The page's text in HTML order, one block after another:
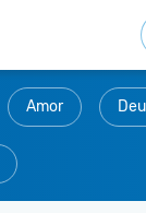
Amor